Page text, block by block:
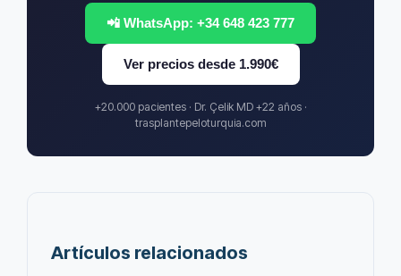
📲 WhatsApp: +34 648 423 777
Ver precios desde 1.990€
+20.000 pacientes · Dr. Çelik MD +22 años ·
trasplantepeloturquia.com
Artículos relacionados